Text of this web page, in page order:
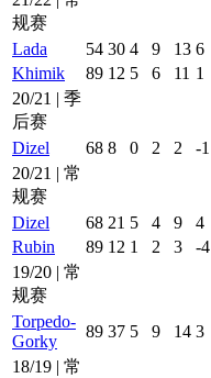
规赛
Lada
54 30 4 9 13 6
Khimik
89 12 5 6 11 1
20/21 | 季
后赛
Dizel
68 8 0 2 2 -1
20/21 | 常
规赛
Dizel
68 21 5 4 9 4
Rubin
89 12 1 2 3 -4
19/20 | 常
规赛
Torpedo-
Gorky
89 37 5 9 14 3
18/19 | 常